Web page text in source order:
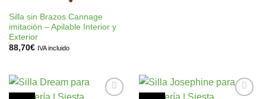
Silla sin Brazos Cannage
imitación – Apilable Interior y
Exterior
88,70€ IVA incluido